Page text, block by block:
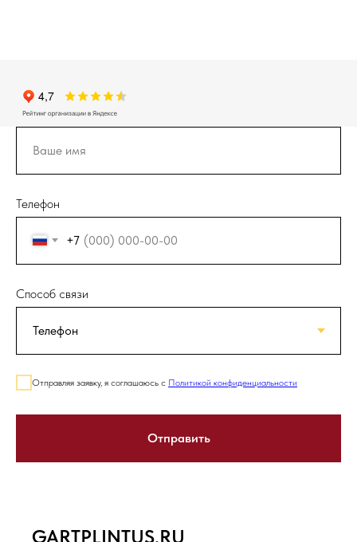
Телефон
+7
Способ связи
Отправляя заявку, я соглашаюсь с Политикой конфиденциальности
Отправить
GARTPLINTUS.RU